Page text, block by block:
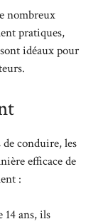
nombreux
pratiques,
idéaux pour
conduire, les
efficace de
:
14 ans, ils